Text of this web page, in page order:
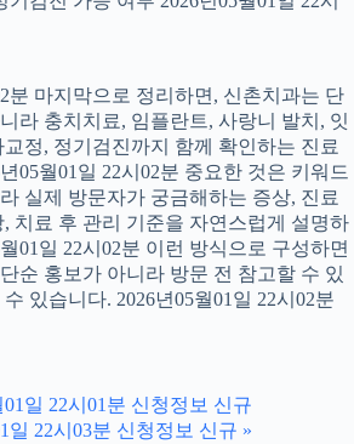
분 마지막으로 정리하면, 신촌치과는 단
라 충치치료, 임플란트, 사랑니 발치, 잇
정, 정기검진까지 함께 확인하는 진료
05월01일 22시02분 중요한 것은 키워드
실제 방문자가 궁금해하는 증상, 진료
치료 후 관리 기준을 자연스럽게 설명하
01일 22시02분 이런 방식으로 구성하면
순 홍보가 아니라 방문 전 참고할 수 있
있습니다. 2026년05월01일 22시02분
일 22시01분 신청정보 신규
일 22시03분 신청정보 신규 »